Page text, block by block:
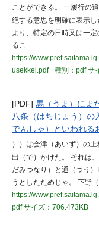
ことができる。 一履行の
絶する意思を明確に表示し
より、特定の日時又は一
るこ
https://
usekkei.pdf
種別：pdfサ
[PDF] 馬（うま）にま
八条（はちじょう）の
でんしゃ）といわれる
））は会津（あいず）の
出（で）かけた。 それは
だみつなり）と通（つう
うとしたためじゃ。 下野
https://
pdfサイズ：706.473KB